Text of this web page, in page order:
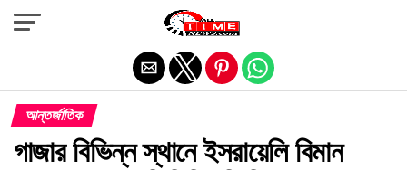
আন্তর্জাতিক
গাজার বিভিন্ন স্থানে ইসরায়েলি বিমান
Exit mobile version